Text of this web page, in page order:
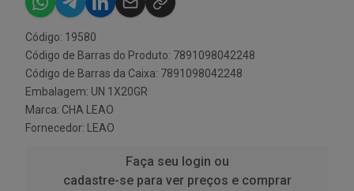
Código: 19580
Código de Barras do Produto: 7891098042248
Código de Barras da Caixa: 7891098042248
Embalagem: UN 1X20GR
Marca: CHA LEAO
Fornecedor:
LEAO
Faça seu login ou
cadastre-se para ver preços e comprar